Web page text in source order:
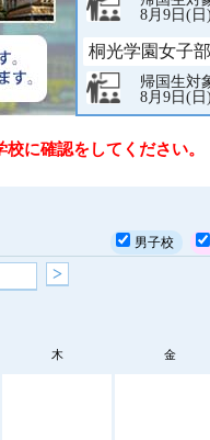
8月9日(日)
桐光学園女子部
帰国生対
8月9日(日)
説明会
8月10日(
校に確認をしてください。
>
木 金
男子校